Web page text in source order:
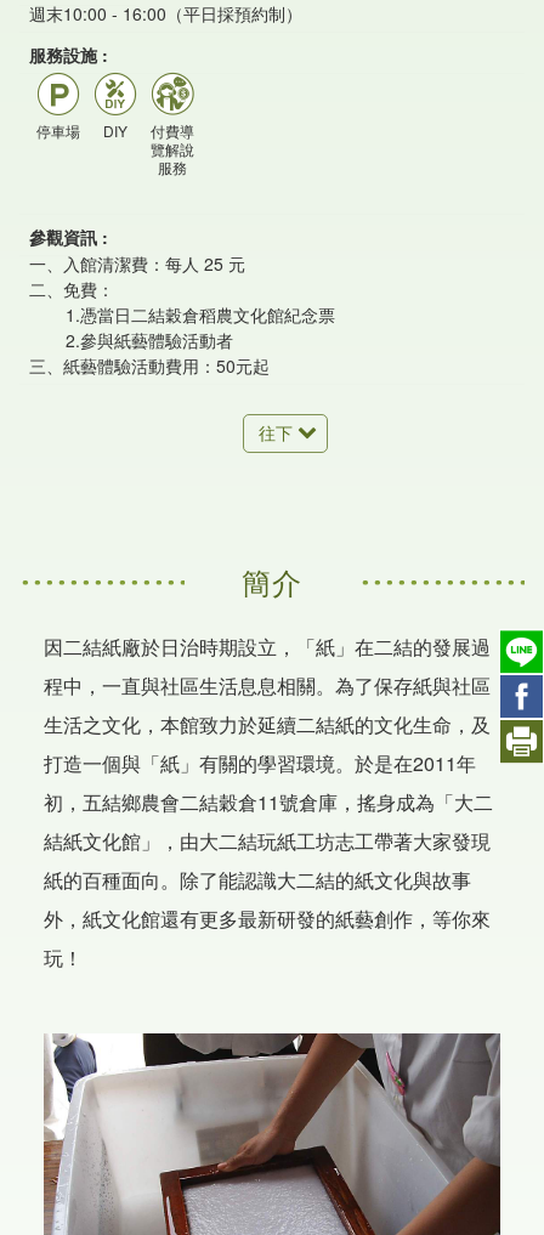
週末10:00 - 16:00（平日採預約制）
服務設施
停車場 DIY
付費導
覽解說
服務
參觀資訊
一、入館清潔費：每人 25 元
二、免費：
1.憑當日二結穀倉稻農文化館紀念票
2.參與紙藝體驗活動者
三、紙藝體驗活動費用：50元起
往下
簡介
因二結紙廠於日治時期設立，「紙」在二結的發展過
程中，一直與社區生活息息相關。為了保存紙與社區
生活之文化，本館致力於延續二結紙的文化生命，及
打造一個與「紙」有關的學習環境。於是在2011年
初，五結鄉農會二結穀倉11號倉庫，搖身成為「大二
結紙文化館」，由大二結玩紙工坊志工帶著大家發現
紙的百種面向。除了能認識大二結的紙文化與故事
外，紙文化館還有更多最新研發的紙藝創作，等你來
玩！